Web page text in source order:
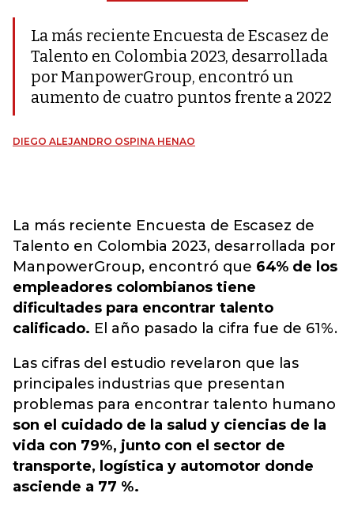
La más reciente Encuesta de Escasez de
Talento en Colombia 2023, desarrollada
por ManpowerGroup, encontró un
aumento de cuatro puntos frente a 2022
DIEGO ALEJANDRO OSPINA HENAO
La más reciente Encuesta de Escasez de
Talento en Colombia 2023, desarrollada por
ManpowerGroup, encontró que 64% de los
empleadores colombianos tiene
dificultades para encontrar talento
calificado. El año pasado la cifra fue de 61%.
Las cifras del estudio revelaron que las
principales industrias que presentan
problemas para encontrar talento humano
son el cuidado de la salud y ciencias de la
vida con 79%, junto con el sector de
transporte, logística y automotor donde
asciende a 77 %.